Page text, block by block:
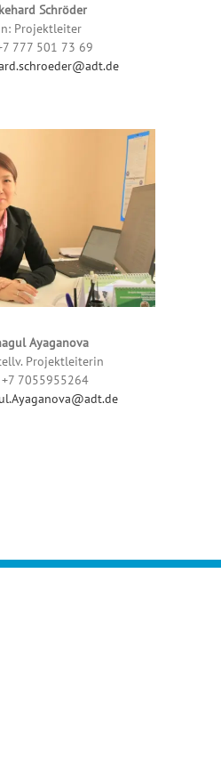
Schröder
Projektleiter
777 501 73 69
Ayaganova
Projektleiterin
+7 7055955264